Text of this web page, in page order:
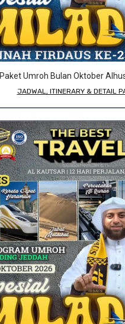
Paket Umroh Bulan Oktober
JADWAL, ITINERARY & DETAIL